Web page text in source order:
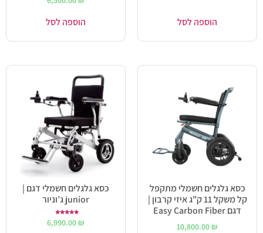
הוספה לסל הוספה לסל
כסא גלגלים חשמלי מתקפל
קל משקל 11 ק"ג איזי קרבון |
דגם Easy Carbon Fiber
10,800.00 ₪
כסא גלגלים חשמלי דגם |
junior ג’וניור
5.00
6,990.00 ₪